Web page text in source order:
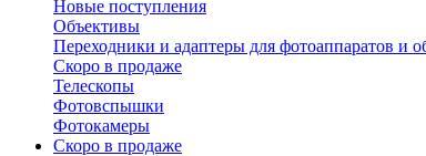
Новые поступления
Объективы
Переходники и адаптеры для фотоаппаратов и
Скоро в продаже
Телескопы
Фотовспышки
Фотокамеры
Скоро в продаже